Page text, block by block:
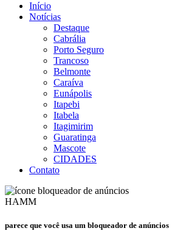
Início
Notícias
Destaque
Cabrália
Porto Seguro
Trancoso
Belmonte
Caraíva
Eunápolis
Itapebi
Itabela
Itagimirim
Guaratinga
Mascote
CIDADES
Contato
HAMM
parece que você usa um bloqueador de anúncios